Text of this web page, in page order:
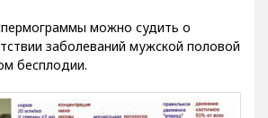
можно судить о
заболеваний мужской половой
бесплодии.